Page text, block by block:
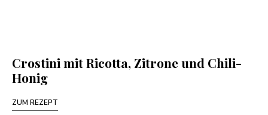
Crostini mit Ricotta, Zitrone und Chili-
Honig
ZUM REZEPT